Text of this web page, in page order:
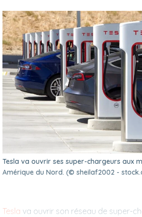
Tesla va ouvrir ses super-chargeurs aux
Amérique du Nord. (© sheilaf2002 -
Tesla va ouvrir son réseau de super-